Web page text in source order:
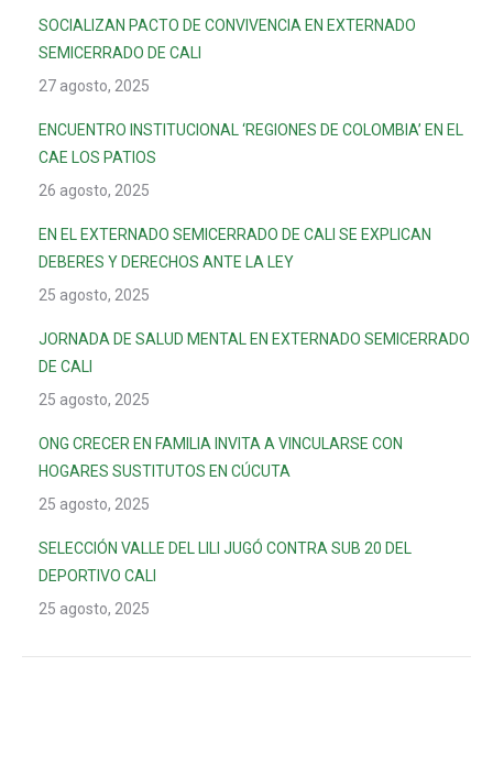
SOCIALIZAN PACTO DE CONVIVENCIA EN EXTERNADO
SEMICERRADO DE CALI
27 agosto, 2025
ENCUENTRO INSTITUCIONAL ‘REGIONES DE COLOMBIA’ EN EL
CAE LOS PATIOS
26 agosto, 2025
EN EL EXTERNADO SEMICERRADO DE CALI SE EXPLICAN
DEBERES Y DERECHOS ANTE LA LEY
25 agosto, 2025
JORNADA DE SALUD MENTAL EN EXTERNADO SEMICERRADO
DE CALI
25 agosto, 2025
ONG CRECER EN FAMILIA INVITA A VINCULARSE CON
HOGARES SUSTITUTOS EN CÚCUTA
25 agosto, 2025
SELECCIÓN VALLE DEL LILI JUGÓ CONTRA SUB 20 DEL
DEPORTIVO CALI
25 agosto, 2025